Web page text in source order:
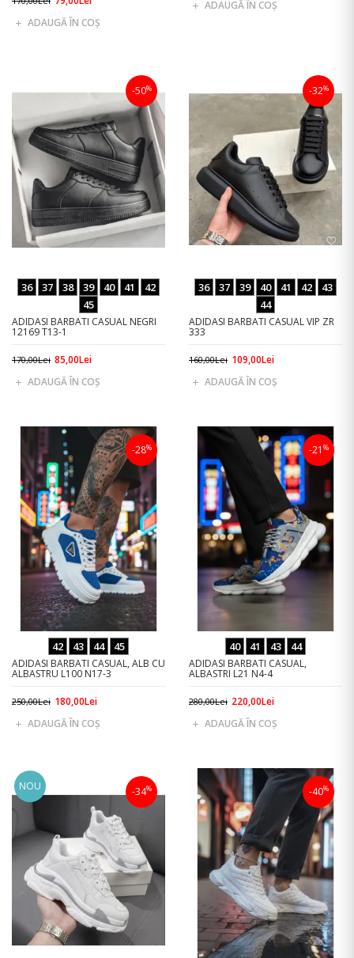
ADAUGĂ ÎN COŞ
ADAUGĂ ÎN COŞ
-50%
36 37 38 39 40 41
42
45
ADIDASI BARBATI CASUAL NEGRI
12169 T13-1
170,00Lei 85,00Lei
ADAUGĂ ÎN COŞ
-32%
36 37 39 40 41 42
43
44
ADIDASI BARBATI CASUAL VIP ZR
333
160,00Lei 109,00Lei
ADAUGĂ ÎN COŞ
-28%
42 43 44 45
ADIDASI BARBATI CASUAL, ALB CU
ALBASTRU L100 N17-3
250,00Lei 180,00Lei
ADAUGĂ ÎN COŞ
-21 %
40 41 43 44
ADIDASI BARBATI CASUAL,
ALBASTRI L21 N4-4
280,00Lei 220,00Lei
ADAUGĂ ÎN COŞ
-34%
NOU -40%